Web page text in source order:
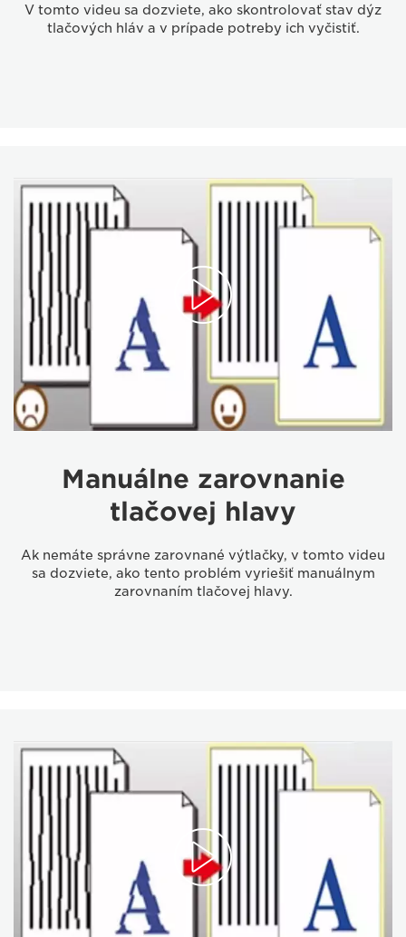
V tomto videu sa dozviete, ako skontrolovať stav dýz
tlačových hláv a v prípade potreby ich vyčistiť.
Manuálne zarovnanie
tlačovej hlavy
Ak nemáte správne zarovnané výtlačky, v tomto videu
sa dozviete, ako tento problém vyriešiť manuálnym
zarovnaním tlačovej hlavy.